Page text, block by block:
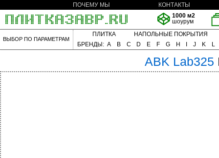
ПОЧЕМУ МЫ
КОНТАКТЫ
1000 м2
шоурум
ВЫБОР ПО ПАРАМЕТРАМ
ПЛИТКА
НАПОЛЬНЫЕ ПОКРЫТИЯ
БРЕНДЫ: A B C D E F G H J K L
ABK Lab325